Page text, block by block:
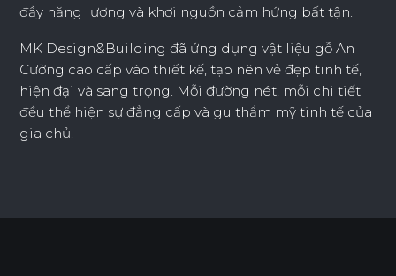
đầy năng lượng và khơi nguồn cảm hứng bất tận.
MK Design&Building đã ứng dụng vật liệu gỗ An
Cường cao cấp vào thiết kế, tạo nên vẻ đẹp tinh tế,
hiện đại và sang trọng. Mỗi đường nét, mỗi chi tiết
đều thể hiện sự đẳng cấp và gu thẩm mỹ tinh tế của
gia chủ.